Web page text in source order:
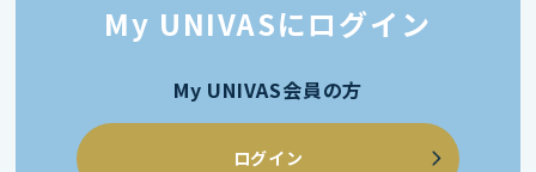
My UNIVASにログイン
My UNIVAS会員の方
ログイン